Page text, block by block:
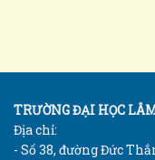
TRƯỜNG ĐẠI HỌC
Địa chỉ:
- Số 38, đường Đức